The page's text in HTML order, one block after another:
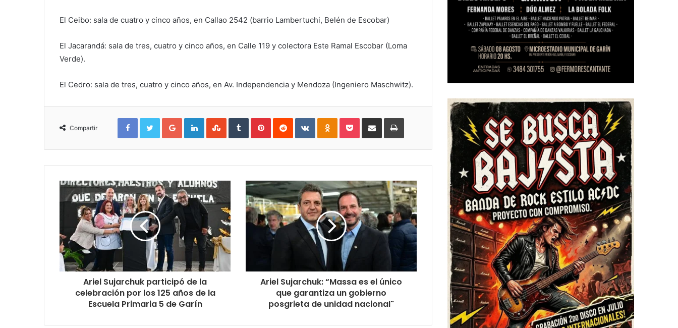
El Ceibo: sala de cuatro y cinco años, en Callao 2542 (barrio Lambertuchi, Belén de Escobar)
El Jacarandá: sala de tres, cuatro y cinco años, en Calle 119 y colectora Este Ramal Escobar (Loma
Verde).
El Cedro: sala de tres, cuatro y cinco años, en Av. Independencia y Mendoza (Ingeniero Maschwitz).
Compartir
FacebookTwitterGoogle+LinkedInStumbleUpon
TumblrPinterestReddit VKontakteOdnoklassniki
PocketShare
Email
Print
Ariel Sujarchuk participó de la
celebración por los 125 años de la
Escuela Primaria 5 de Garín
Ariel Sujarchuk: “Massa es el único
que garantiza un gobierno
posgrieta de unidad nacional"